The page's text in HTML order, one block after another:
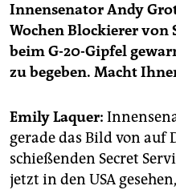
abo
genossenschaft
epaper login
Innensenator Andy
Wochen Blockierer von
beim G-20-Gipfel
zu begeben. Macht
Emily Laquer:
gerade das Bild von auf
schießenden Secret
jetzt in den USA